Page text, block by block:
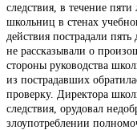
следствия, в течение
школьниц в стенах
действия пострадали
не рассказывали о
стороны руководства
из пострадавших
проверку. Директора
следствия, орудовал
злоупотреблении